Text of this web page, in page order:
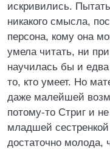
искривились.
никакого смысла,
персона, кому она
умела читать, ни
научилась бы и
то, кто умеет. Но
даже малейшей
потому-то Стриг и
младшей
достаточно молода,